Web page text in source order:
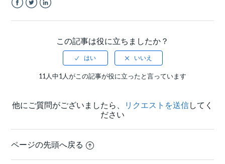
この記事は役に立ちましたか？
11人中1人がこの記事が役に立ったと言っています
他にご質問がございましたら、 リクエストを送信してく
ださい
ページの先頭へ戻る